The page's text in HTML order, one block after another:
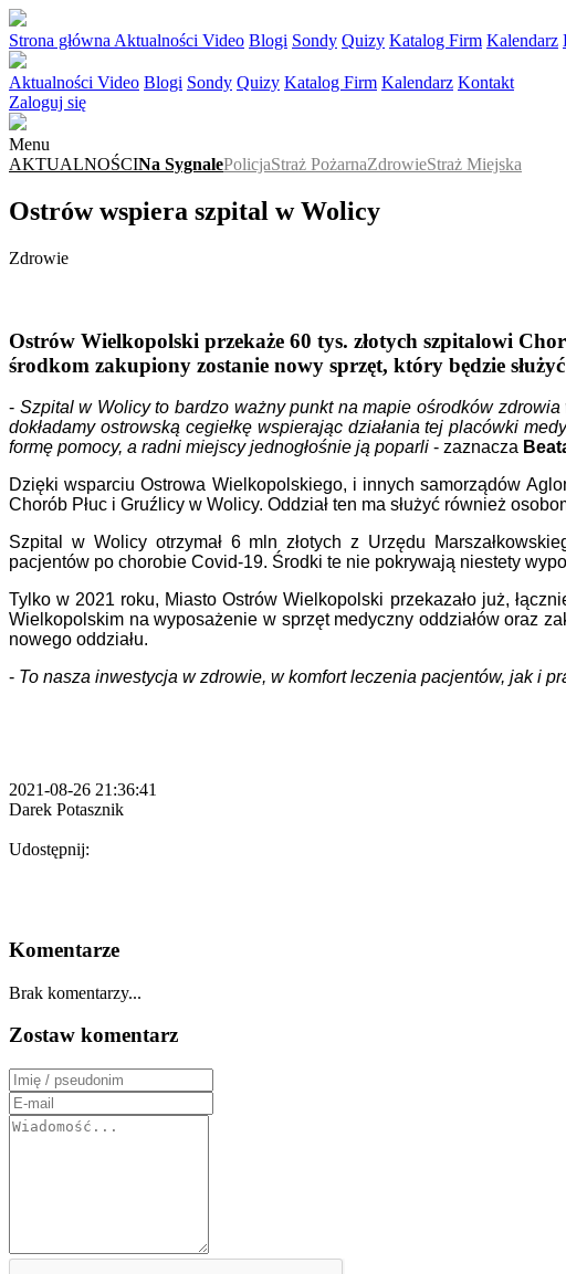
Strona główna Aktualności Video Blogi Sondy Quizy Katalog Firm Kalendarz
Aktualności Video Blogi Sondy Quizy Katalog Firm Kalendarz Kontakt
Zaloguj się
Menu
AKTUALNOŚCINa SygnalePolicjaStraż PożarnaZdrowieStraż Miejska
Ostrów wspiera szpital w Wolicy
Zdrowie
Ostrów Wielkopolski przekaże 60 tys. złotych szpitalowi
środkom zakupiony zostanie nowy sprzęt, który będzie
- Szpital w Wolicy to bardzo ważny punkt na mapie ośrodków
dokładamy ostrowską cegiełkę wspierając działania tej placówki
formę pomocy, a radni miejscy jednogłośnie ją poparli - zaznacza
Dzięki wsparciu Ostrowa Wielkopolskiego, i innych samorządów
Chorób Płuc i Gruźlicy w Wolicy. Oddział ten ma służyć również
Szpital w Wolicy otrzymał 6 mln złotych z Urzędu
pacjentów po chorobie Covid-19. Środki te nie pokrywają niestety
Tylko w 2021 roku, Miasto Ostrów Wielkopolski przekazało już,
Wielkopolskim na wyposażenie w sprzęt medyczny oddziałów oraz
nowego oddziału.
- To nasza inwestycja w zdrowie, w komfort leczenia pacjentów, jak i
2021-08-26 21:36:41
Darek Potasznik
Udostępnij:
Komentarze
Brak komentarzy...
Zostaw komentarz